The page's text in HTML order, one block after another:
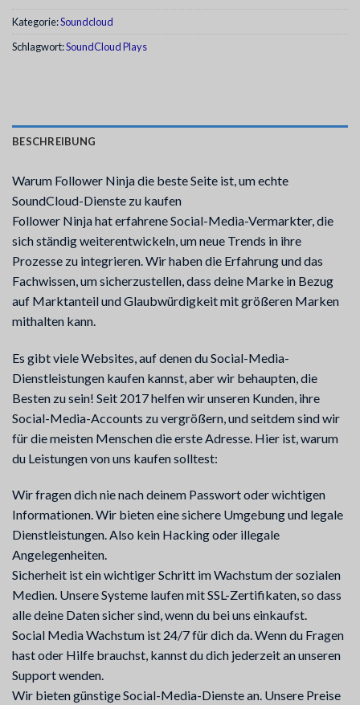
Kategorie:Soundcloud
Schlagwort:SoundCloud Plays
BESCHREIBUNG
Warum Follower Ninja die beste Seite ist, um echte
SoundCloud-Dienste zu kaufen
Follower Ninja hat erfahrene Social-Media-Vermarkter, die
sich ständig weiterentwickeln, um neue Trends in ihre
Prozesse zu integrieren. Wir haben die Erfahrung und das
Fachwissen, um sicherzustellen, dass deine Marke in Bezug
auf Marktanteil und Glaubwürdigkeit mit größeren Marken
mithalten kann.
Es gibt viele Websites, auf denen du Social-Media-
Dienstleistungen kaufen kannst, aber wir behaupten, die
Besten zu sein! Seit 2017 helfen wir unseren Kunden, ihre
Social-Media-Accounts zu vergrößern, und seitdem sind wir
für die meisten Menschen die erste Adresse. Hier ist, warum
du Leistungen von uns kaufen solltest:
Wir fragen dich nie nach deinem Passwort oder wichtigen
Informationen. Wir bieten eine sichere Umgebung und legale
Dienstleistungen. Also kein Hacking oder illegale
Angelegenheiten.
Sicherheit ist ein wichtiger Schritt im Wachstum der sozialen
Medien. Unsere Systeme laufen mit SSL-Zertifikaten, so dass
alle deine Daten sicher sind, wenn du bei uns einkaufst.
Social Media Wachstum ist 24/7 für dich da. Wenn du Fragen
hast oder Hilfe brauchst, kannst du dich jederzeit an unseren
Support wenden.
Wir bieten günstige Social-Media-Dienste an. Unsere Preise